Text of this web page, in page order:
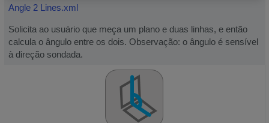
Angle 2 Lines.xml
Solicita ao usuário que meça um plano e duas linhas, e então
calcula o ângulo entre os dois. Observação: o ângulo é sensível
à direção sondada.